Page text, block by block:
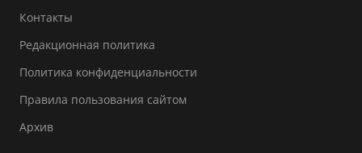
Контакты
Редакционная политика
Политика конфиденциальности
Правила пользования сайтом
Архив